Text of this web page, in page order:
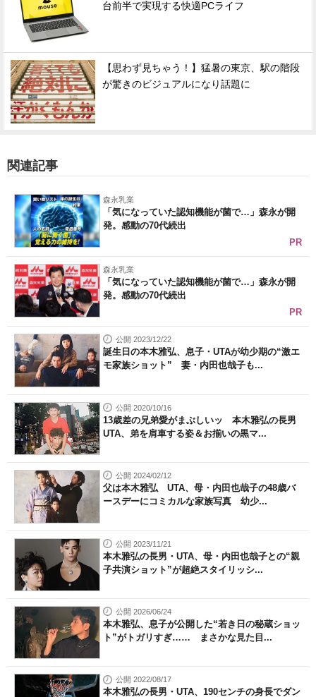
台前半で実現する快適PCライフ
【思わず見ちゃう！】猛暑の東京、駅の階段
が驚きのビジュアルになり話題に
関連記事
森永乳業
「気になっていた認知機能が菌で…」森永が開
発。感動の70代続出
PR
森永乳業
「気になっていた認知機能が菌で…」森永が開
発。感動の70代続出
PR
公開 2023/12/22
誕生日の本木雅弘、息子・UTAが幼少期の“激エ
モ家族ショット” 妻・内田也哉子も...
公開 2020/10/16
13歳差の兄弟愛がまぶしいッ 本木雅弘の長男
UTA、弟を肩車する姿＆お揃いの黒マ...
公開 2024/02/12
父は本木雅弘 UTA、母・内田也哉子の48歳バ
ースデーにコミカルな家族写真 幼少...
公開 2023/11/21
本木雅弘の長男・UTA、母・内田也哉子との“親
子共演ショット”が超絶スタイリッシ...
公開 2026/06/24
本木雅弘、息子が公開した“若き日の秘蔵ショッ
ト”がトガリすぎ…… まさかな見た目...
公開 2022/08/17
本木雅弘の長男・UTA、190センチの身長でダン